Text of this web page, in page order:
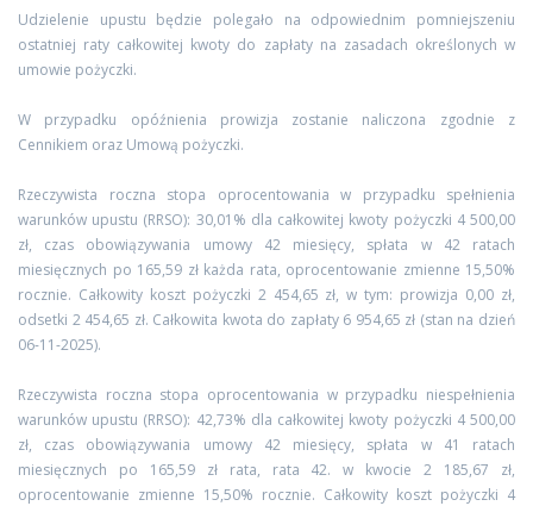
Udzielenie upustu będzie polegało na odpowiednim pomniejszeniu
ostatniej raty całkowitej kwoty do zapłaty na zasadach określonych w
umowie pożyczki.
W przypadku opóźnienia prowizja zostanie naliczona zgodnie z
Cennikiem oraz Umową pożyczki.
Rzeczywista roczna stopa oprocentowania w przypadku spełnienia
warunków upustu (RRSO): 30,01% dla całkowitej kwoty pożyczki 4 500,00
zł, czas obowiązywania umowy 42 miesięcy, spłata w 42 ratach
miesięcznych po 165,59 zł każda rata, oprocentowanie zmienne 15,50%
rocznie. Całkowity koszt pożyczki 2 454,65 zł, w tym: prowizja 0,00 zł,
odsetki 2 454,65 zł. Całkowita kwota do zapłaty 6 954,65 zł (stan na dzień
06-11-2025).
Rzeczywista roczna stopa oprocentowania w przypadku niespełnienia
warunków upustu (RRSO): 42,73% dla całkowitej kwoty pożyczki 4 500,00
zł, czas obowiązywania umowy 42 miesięcy, spłata w 41 ratach
miesięcznych po 165,59 zł rata, rata 42. w kwocie 2 185,67 zł,
oprocentowanie zmienne 15,50% rocznie. Całkowity koszt pożyczki 4